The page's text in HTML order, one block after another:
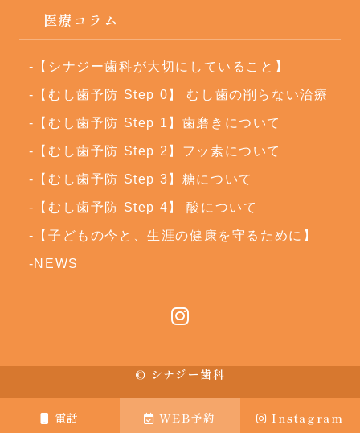
電話 WEB予約 Instagram
医療コラム
【シナジー歯科が大切にしていること】
【むし歯予防 Step 0】 むし歯の削らない治療
【むし歯予防 Step 1】歯磨きについて
【むし歯予防 Step 2】フッ素について
【むし歯予防 Step 3】糖について
【むし歯予防 Step 4】 酸について
【子どもの今と、生涯の健康を守るために】
NEWS
© シナジー歯科